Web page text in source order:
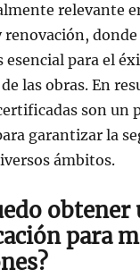
relevante
renovación,
esencial para el
las obras. En
son un
garantizar la
ámbitos.
para